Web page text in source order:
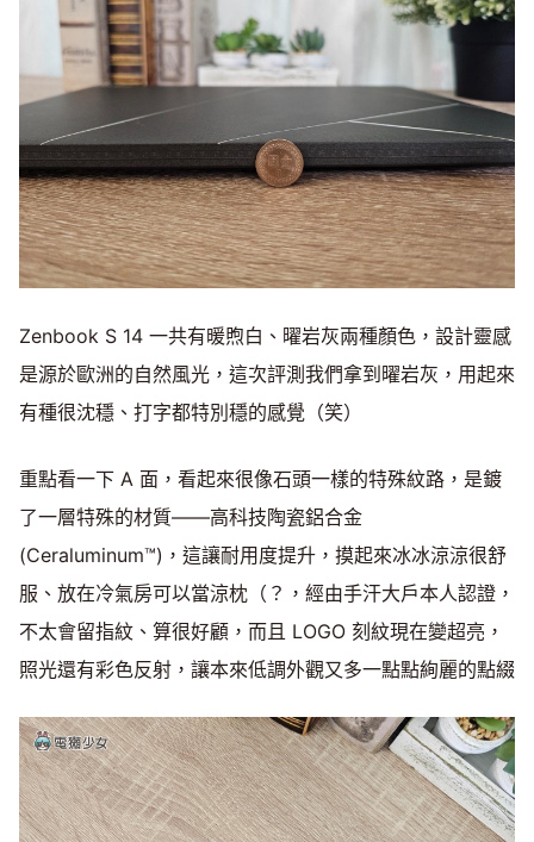
Zenbook S 14 一共有暖煦白、曜岩灰兩種顏色，設計靈感
是源於歐洲的自然風光，這次評測我們拿到曜岩灰，用起來
有種很沈穩、打字都特別穩的感覺（笑）
重點看一下 A 面，看起來很像石頭一樣的特殊紋路，是鍍
了一層特殊的材質——高科技陶瓷鋁合金
(Ceraluminum™)，這讓耐用度提升，摸起來冰冰涼涼很舒
服、放在冷氣房可以當涼枕（？，經由手汗大戶本人認證，
不太會留指紋、算很好顧，而且 LOGO 刻紋現在變超亮，
照光還有彩色反射，讓本來低調外觀又多一點點絢麗的點綴